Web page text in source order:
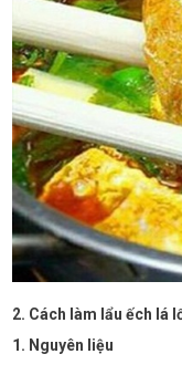
2. Cách làm lẩu ếch lá
1. Nguyên liệu